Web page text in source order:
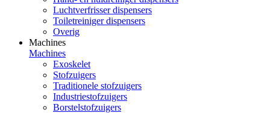
Luchtverfrisser dispensers
Toiletreiniger dispensers
Overig
Machines
Machines
Exoskelet
Stofzuigers
Traditionele stofzuigers
Industriestofzuigers
Borstelstofzuigers